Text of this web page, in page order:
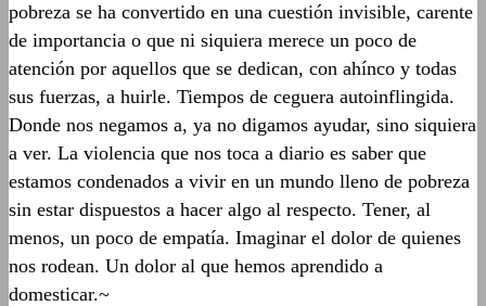
pobreza se ha convertido en una cuestión invisible, carente
de importancia o que ni siquiera merece un poco de
atención por aquellos que se dedican, con ahínco y todas
sus fuerzas, a huirle. Tiempos de ceguera autoinflingida.
Donde nos negamos a, ya no digamos ayudar, sino siquiera
a ver. La violencia que nos toca a diario es saber que
estamos condenados a vivir en un mundo lleno de pobreza
sin estar dispuestos a hacer algo al respecto. Tener, al
menos, un poco de empatía. Imaginar el dolor de quienes
nos rodean. Un dolor al que hemos aprendido a
domesticar.~